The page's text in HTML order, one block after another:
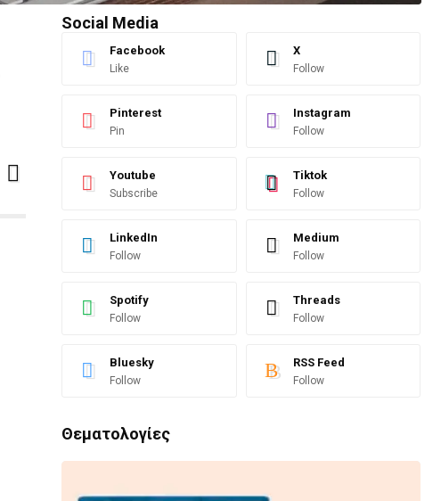
Social Media
Facebook
Like
X
Follow
Pinterest
Pin
Instagram
Follow
Youtube
Subscribe
Tiktok
Follow
LinkedIn
Follow
Medium
Follow
Spotify
Follow
Threads
Follow
Bluesky
Follow
RSS Feed
Follow
Θεματολογίες